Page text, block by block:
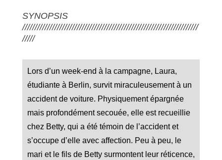
SYNOPSIS
///////////////////////////////////////////////////////////////////////
/////
Lors d’un week-end à la campagne, Laura,
étudiante à Berlin, survit miraculeusement à un
accident de voiture. Physiquement épargnée
mais profondément secouée, elle est recueillie
chez Betty, qui a été témoin de l’accident et
s’occupe d’elle avec affection. Peu à peu, le
mari et le fils de Betty surmontent leur réticence,